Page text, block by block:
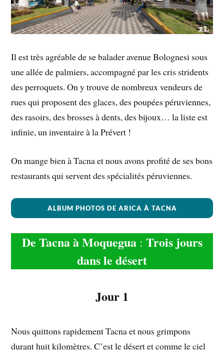
Il est très agréable de se balader avenue Bolognesi sous
une allée de palmiers, accompagné par les cris stridents
des perroquets. On y trouve de nombreux vendeurs de
rues qui proposent des glaces, des poupées péruviennes,
des rasoirs, des brosses à dents, des bijoux… la liste est
infinie, un inventaire à la Prévert !
On mange bien à Tacna et nous avons profité de ses bons
restaurants qui servent des spécialités péruviennes.
ALBUM PHOTOS DE ARICA À TACNA
De Tacna à Moquegua: Trois jours
dans le désert
Jour 1
Nous quittons rapidement Tacna et nous grimpons
durant huit kilomètres. C’est le désert et comme le ciel